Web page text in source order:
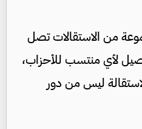
من الاستقالات تصل
لأي منتسب للأحزاب،
ليس من دور